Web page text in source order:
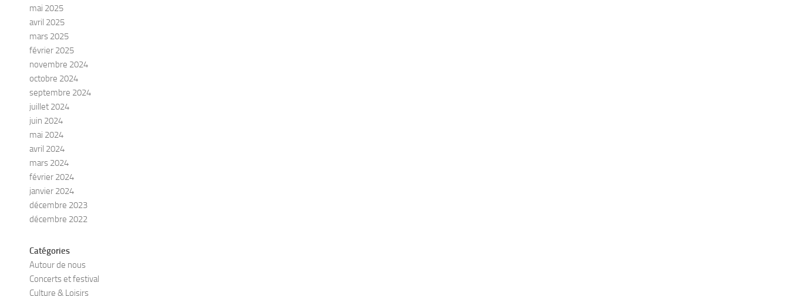
mai 2025
avril 2025
mars 2025
février 2025
novembre 2024
octobre 2024
septembre 2024
juillet 2024
juin 2024
mai 2024
avril 2024
mars 2024
février 2024
janvier 2024
décembre 2023
décembre 2022
Catégories
Autour de nous
Concerts et festival
Culture & Loisirs